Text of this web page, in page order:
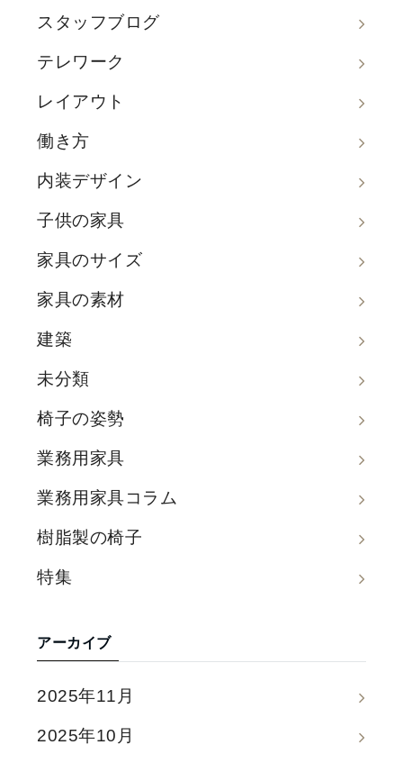
スタッフブログ
テレワーク
レイアウト
働き方
内装デザイン
子供の家具
家具のサイズ
家具の素材
建築
未分類
椅子の姿勢
業務用家具
業務用家具コラム
樹脂製の椅子
特集
アーカイブ
2025年11月
2025年10月